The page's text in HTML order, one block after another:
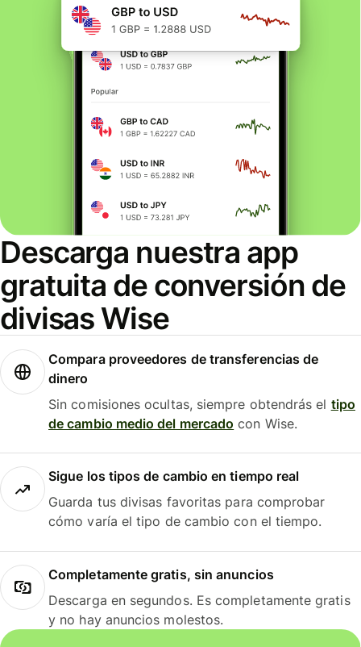
Descarga nuestra app
gratuita de conversión de
divisas Wise
Compara proveedores de transferencias de
dinero
Sin comisiones ocultas, siempre obtendrás el tipo
de cambio medio del mercado con Wise.
Sigue los tipos de cambio en tiempo real
Guarda tus divisas favoritas para comprobar
cómo varía el tipo de cambio con el tiempo.
Completamente gratis, sin anuncios
Descarga en segundos. Es completamente gratis
y no hay anuncios molestos.